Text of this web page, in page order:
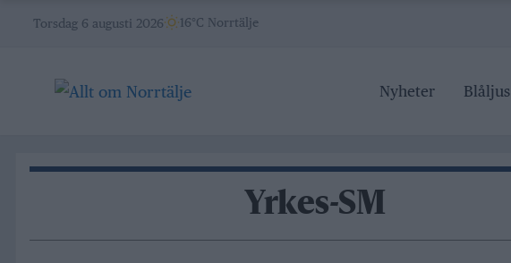
Torsdag 6 augusti 2026 16°C Norrtälje
Nyheter Blåljus
Yrkes-SM